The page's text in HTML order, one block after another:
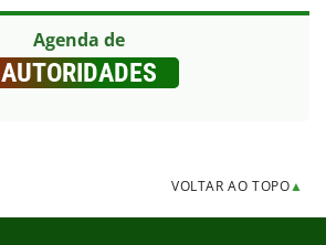
Agenda de
AUTORIDADES
VOLTAR AO TOPO▲